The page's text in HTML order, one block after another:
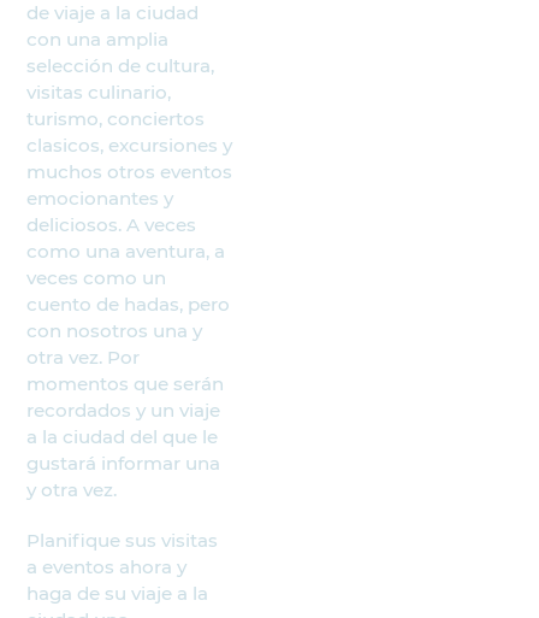
de viaje a la ciudad
con una amplia
selección de cultura,
visitas culinario,
turismo, conciertos
clasicos, excursiones y
muchos otros eventos
emocionantes y
deliciosos. A veces
como una aventura, a
veces como un
cuento de hadas, pero
con nosotros una y
otra vez. Por
momentos que serán
recordados y un viaje
a la ciudad del que le
gustará informar una
y otra vez.
Planifique sus visitas
a eventos ahora y
haga de su viaje a la